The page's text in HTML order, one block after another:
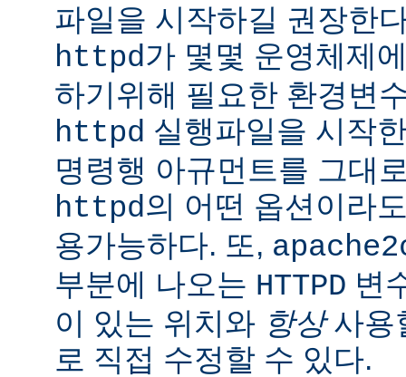
파일을 시작하길 권장한
httpd가 몇몇 운영체제
하기위해 필요한 환경변
httpd 실행파일을 시작
명령행 아규먼트를 그대
httpd의 어떤 옵션이라
용가능하다. 또,
부분에 나오는 HTTPD 변
이 있는 위치와 항상사용
로 직접 수정할 수 있다.